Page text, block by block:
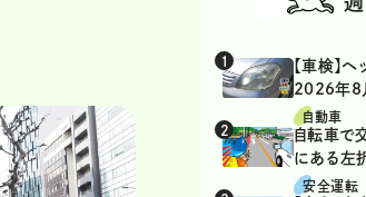
【車検】ヘ
2026年8
自動車
自転車で
にある左
は、違反？
安全運転